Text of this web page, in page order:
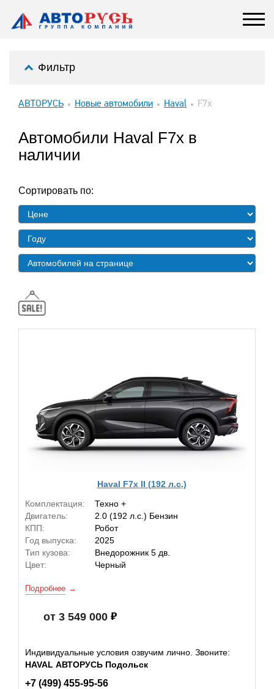
Фильтр
АВТОРУСЬ Новые автомобили Haval F7x
Автомобили Haval F7x в
наличии
Сортировать по:
Haval F7x II (192 л.с.)
Комплектация:
Техно +
Двигатель:
2.0 (192 л.с.) Бензин
КПП:
Робот
Год выпуска:
2025
Тип кузова:
Внедорожник 5 дв.
Цвет:
Черный
Подробнее
от 3 549 000
Индивидуальные условия озвучим лично. Звоните:
HAVAL АВТОРУСЬ Подольск
+7 (499) 455-95-56